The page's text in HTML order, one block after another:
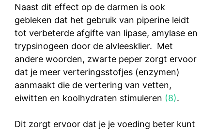
Naast dit effect op de darmen is ook
gebleken dat het gebruik van piperine leidt
tot verbeterde afgifte van lipase, amylase en
trypsinogeen door de alvleesklier. Met
andere woorden, zwarte peper zorgt ervoor
dat je meer verteringsstofjes (enzymen)
aanmaakt die de vertering van vetten,
eiwitten en koolhydraten stimuleren (8).
Dit zorgt ervoor dat je je voeding beter kunt